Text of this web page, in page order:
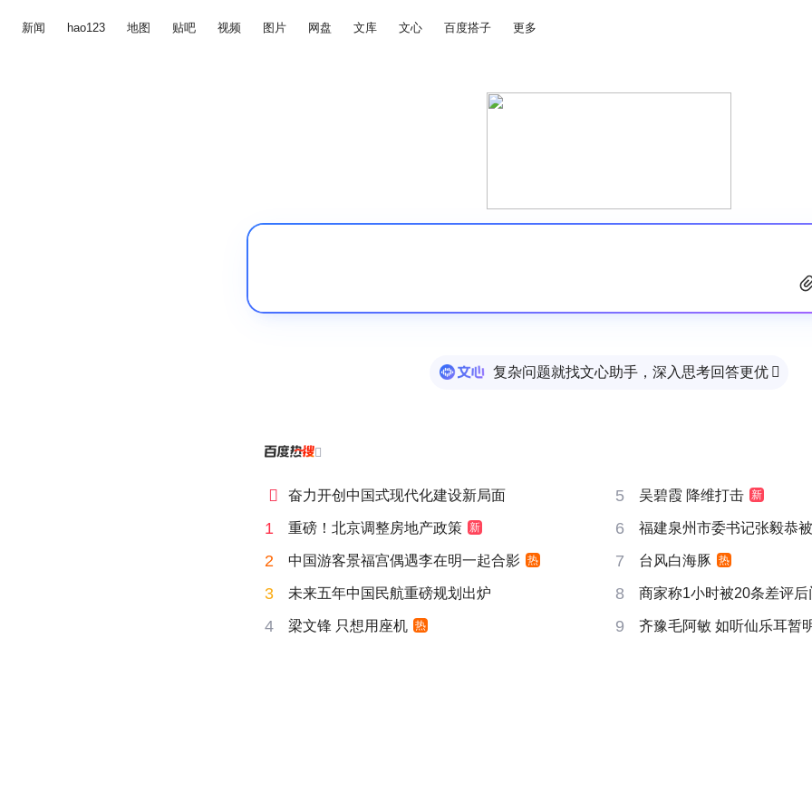
新闻 hao123 地图 贴吧 视频 图片 网盘 文库 文心 百度搭子 更多
复杂问题就找文心助手，深入思考回答更优 

 奋力开创中国式现代化建设新局面 5 吴碧霞 降维打击 新
1 重磅！北京调整房地产政策 新 6 福建泉州市委书记张毅恭
2 中国游客景福宫偶遇李在明一起合影 热 7 台风白海豚 热
3 未来五年中国民航重磅规划出炉 8 商家称1小时被20条差评后
4 梁文锋 只想用座机 热 9 齐豫毛阿敏 如听仙乐耳暂